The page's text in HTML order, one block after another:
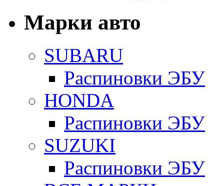
Марки авто
SUBARU
Распиновки ЭБУ
HONDA
Распиновки ЭБУ
SUZUKI
Распиновки ЭБУ